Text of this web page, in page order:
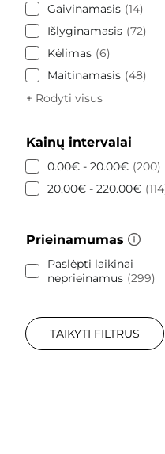
Gaivinamasis 14
Išlyginamasis 72
Kėlimas 6
Maitinamasis 48
+ Rodyti visus
Kainų intervalai
0.00€ - 20.00€ 200
20.00€ - 220.00€ 114
Prieinamumas
Paslėpti laikinai
neprieinamus 299
TAIKYTI FILTRUS